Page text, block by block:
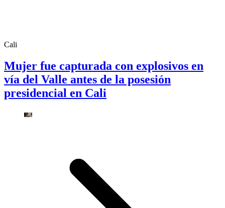
Cali
Mujer fue capturada con explosivos en
vía del Valle antes de la posesión
presidencial en Cali